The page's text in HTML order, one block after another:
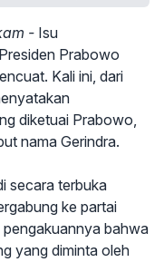
- Isu
Prabowo
Kali ini, dari
diketuai Prabowo,
nama Gerindra.
secara terbuka
ke partai
pengakuannya bahwa
yang diminta oleh